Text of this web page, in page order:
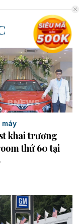
máy
khai trương
thứ 60 tại